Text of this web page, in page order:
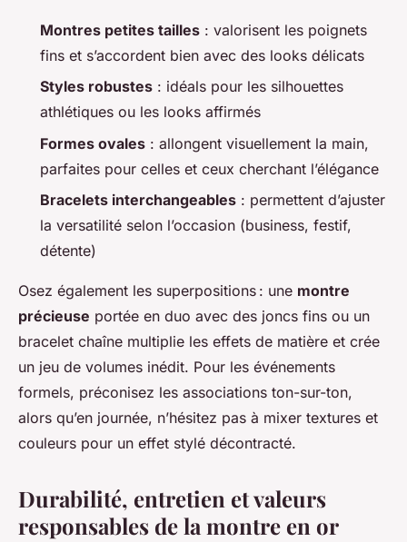
Montres petites tailles : valorisent les poignets
fins et s’accordent bien avec des looks délicats
Styles robustes : idéals pour les silhouettes
athlétiques ou les looks affirmés
Formes ovales : allongent visuellement la main,
parfaites pour celles et ceux cherchant l’élégance
Bracelets interchangeables : permettent d’ajuster
la versatilité selon l’occasion (business, festif,
détente)
Osez également les superpositions : une montre
précieuse portée en duo avec des joncs fins ou un
bracelet chaîne multiplie les effets de matière et crée
un jeu de volumes inédit. Pour les événements
formels, préconisez les associations ton-sur-ton,
alors qu’en journée, n’hésitez pas à mixer textures et
couleurs pour un effet stylé décontracté.
Durabilité, entretien et valeurs
responsables de la montre en or